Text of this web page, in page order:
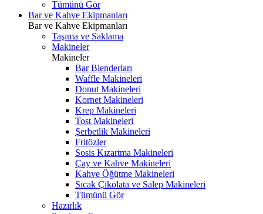
Tümünü Gör
Bar ve Kahve Ekipmanları
Bar ve Kahve Ekipmanları
Taşıma ve Saklama
Makineler
Makineler
Bar Blenderları
Waffle Makineleri
Donut Makineleri
Kornet Makineleri
Krep Makineleri
Tost Makineleri
Şerbetlik Makineleri
Fritözler
Sosis Kızartma Makineleri
Çay ve Kahve Makineleri
Kahve Öğütme Makineleri
Sıcak Çikolata ve Salep Makineleri
Tümünü Gör
Hazırlık